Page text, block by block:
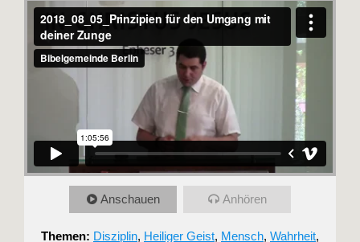
Anschauen Anhören
Themen: Disziplin, Heiliger Geist, Mensch, Wahrheit,